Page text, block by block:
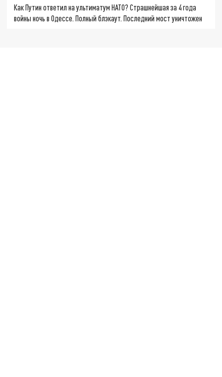
Как Путин ответил на ультиматум НАТО? Страшнейшая за 4 года
войны ночь в Одессе. Полный блэкаут. Последний мост уничтожен